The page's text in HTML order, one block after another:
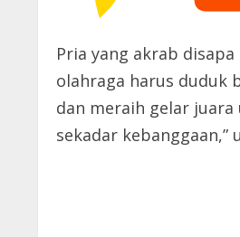
Pria yang akrab
olahraga harus duduk
dan meraih gelar
sekadar kebanggaan,”